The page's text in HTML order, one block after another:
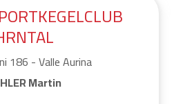
186 - Valle Aurina
Martin